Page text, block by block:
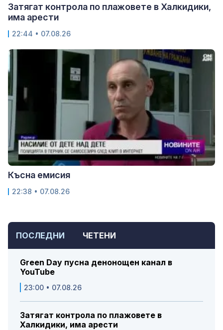
ПОСЛЕДНИ ЧЕТЕНИ
Green Day пусна денонощен канал в
YouTube
23:00 • 07.08.26
Затягат контрола по плажовете в
Халкидики, има арести
Затягат контрола по плажовете в Халкидики,
има арести
22:44 • 07.08.26
Късна емисия
22:38 • 07.08.26